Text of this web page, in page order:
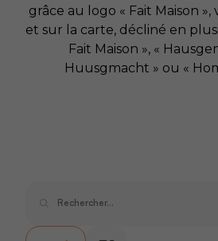
grâce au logo « Fait Maison »,
et sur la carte, décliné en
Fait Maison », «
Huusgmacht » ou «